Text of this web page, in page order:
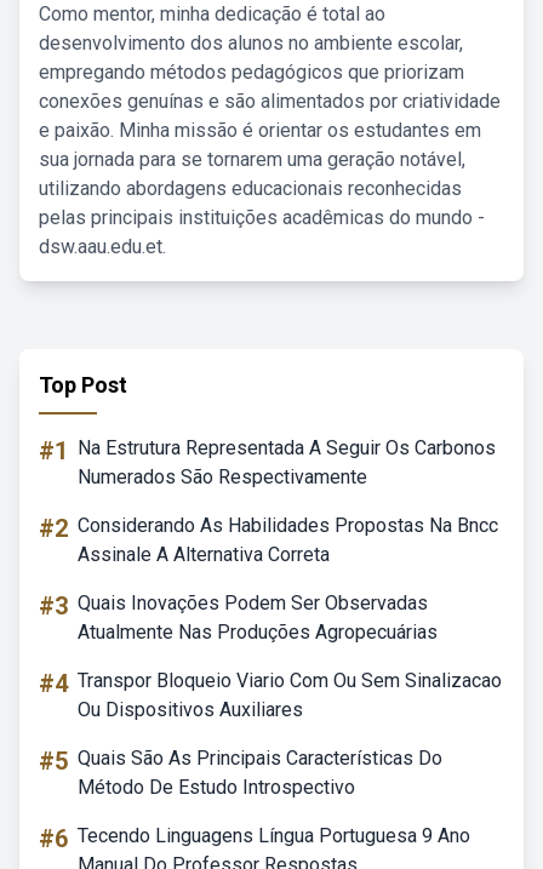
Como mentor, minha dedicação é total ao
desenvolvimento dos alunos no ambiente escolar,
empregando métodos pedagógicos que priorizam
conexões genuínas e são alimentados por criatividade
e paixão. Minha missão é orientar os estudantes em
sua jornada para se tornarem uma geração notável,
utilizando abordagens educacionais reconhecidas
pelas principais instituições acadêmicas do mundo -
dsw.aau.edu.et.
Top Post
#1
Na Estrutura Representada A Seguir Os Carbonos
Numerados São Respectivamente
#2 Considerando As Habilidades Propostas Na Bncc
Assinale A Alternativa Correta
#3 Quais Inovações Podem Ser Observadas
Atualmente Nas Produções Agropecuárias
#4 Transpor Bloqueio Viario Com Ou Sem Sinalizacao
Ou Dispositivos Auxiliares
#5 Quais São As Principais Características Do
Método De Estudo Introspectivo
#6 Tecendo Linguagens Língua Portuguesa 9 Ano